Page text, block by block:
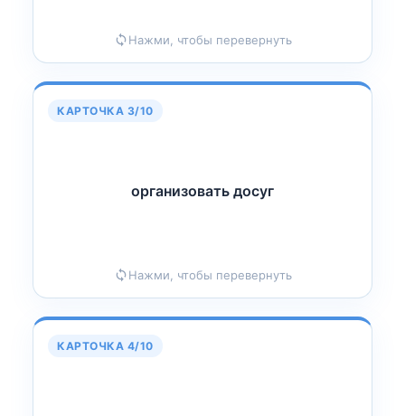
Нажми, чтобы перевернуть
КАРТОЧКА 3/10
организовать досуг
Нажми, чтобы перевернуть
организовать дос
У
г
КАРТОЧКА 4/10